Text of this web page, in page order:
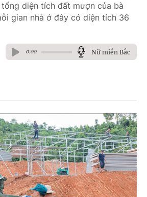
diện tích đất mượn của bà
gian nhà ở đây có diện tích 36
0:00 Nữ miền Bắc